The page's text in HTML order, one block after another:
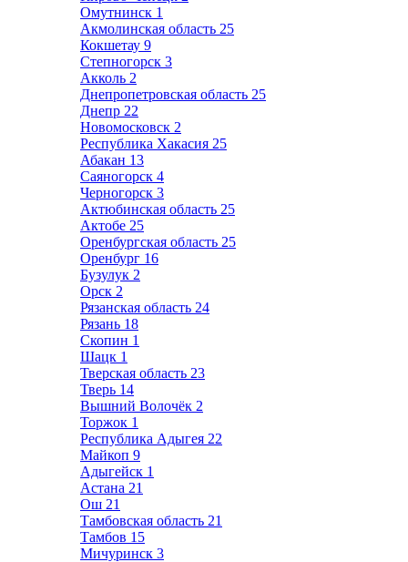
Омутнинск 1
Акмолинская область 25
Кокшетау 9
Степногорск 3
Акколь 2
Днепропетровская область 25
Днепр 22
Новомосковск 2
Республика Хакасия 25
Абакан 13
Саяногорск 4
Черногорск 3
Актюбинская область 25
Актобе 25
Оренбургская область 25
Оренбург 16
Бузулук 2
Орск 2
Рязанская область 24
Рязань 18
Скопин 1
Шацк 1
Тверская область 23
Тверь 14
Вышний Волочёк 2
Торжок 1
Республика Адыгея 22
Майкоп 9
Адыгейск 1
Астана 21
Ош 21
Тамбовская область 21
Тамбов 15
Мичуринск 3